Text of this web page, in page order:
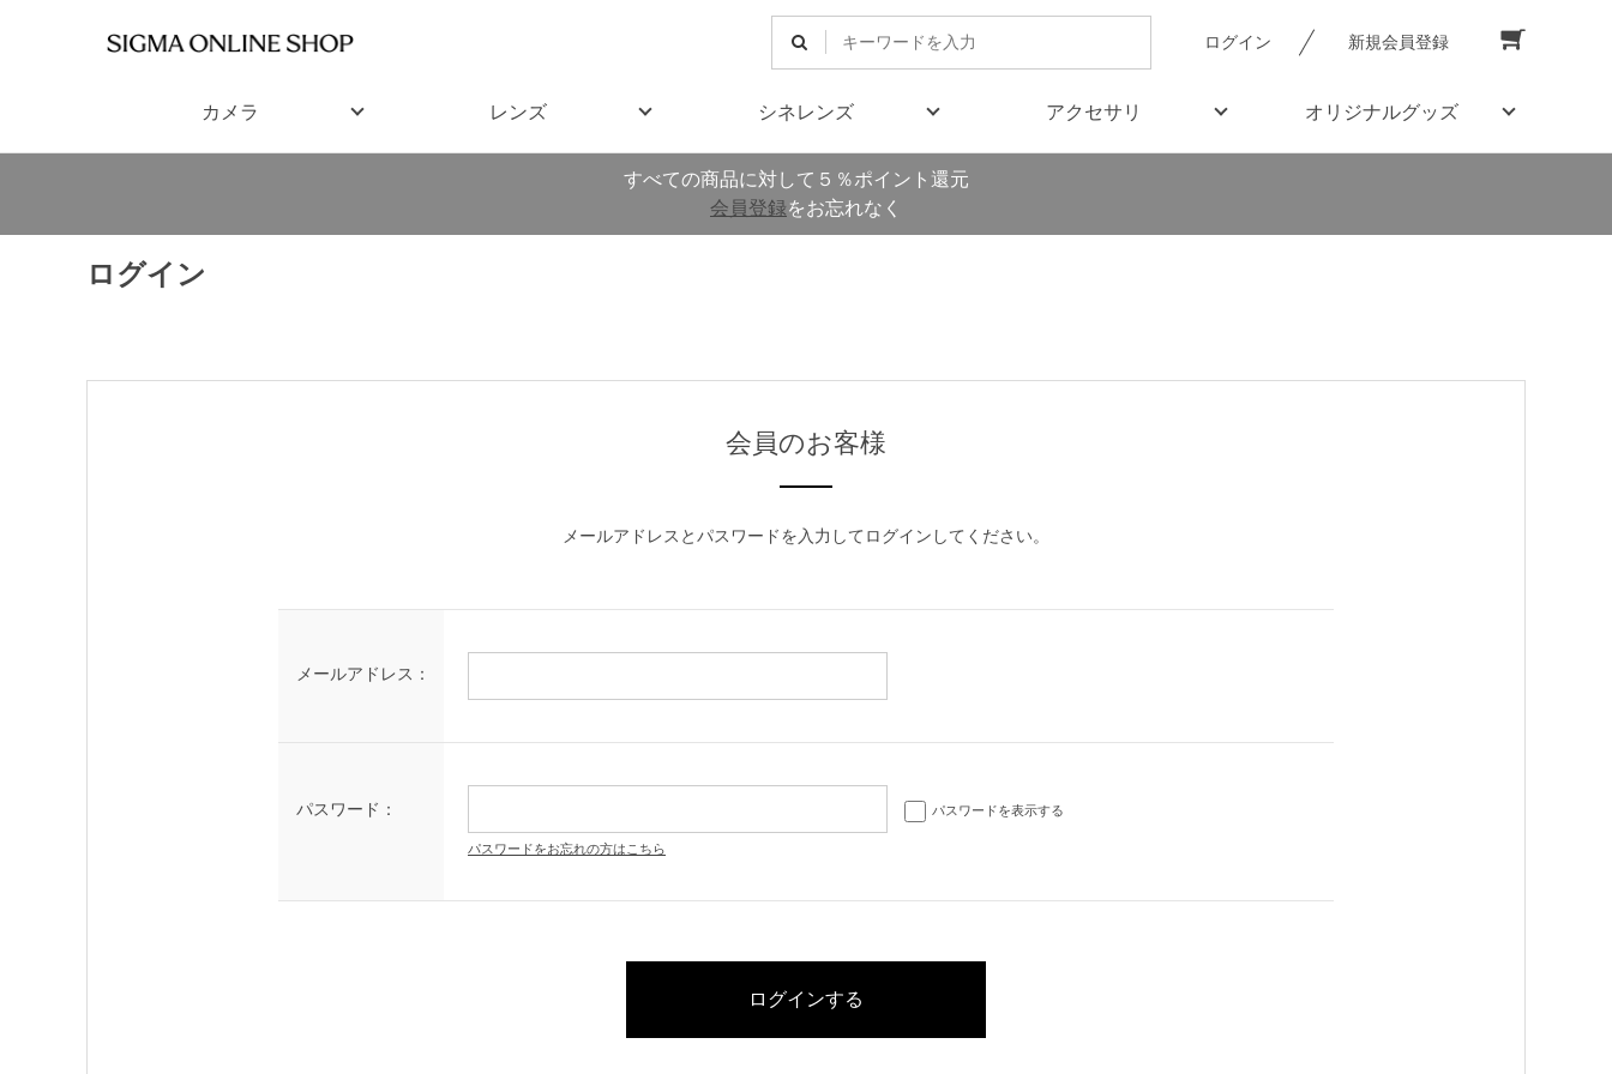
ログイン 新規会員登録
カメラ レンズ シネレンズ アクセサリ オリジナルグッズ
すべての商品に対して５％ポイント還元
会員登録をお忘れなく
ログイン
会員のお客様
メールアドレスとパスワードを入力してログインしてください。
メールアドレス：
パスワード： パスワードを表示する
パスワードをお忘れの方はこちら